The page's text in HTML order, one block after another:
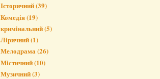
Історичний(39)
Комедія(19)
кримінальний(5)
Ліричний(1)
Мелодрама(26)
Містичний(10)
Музичний(3)